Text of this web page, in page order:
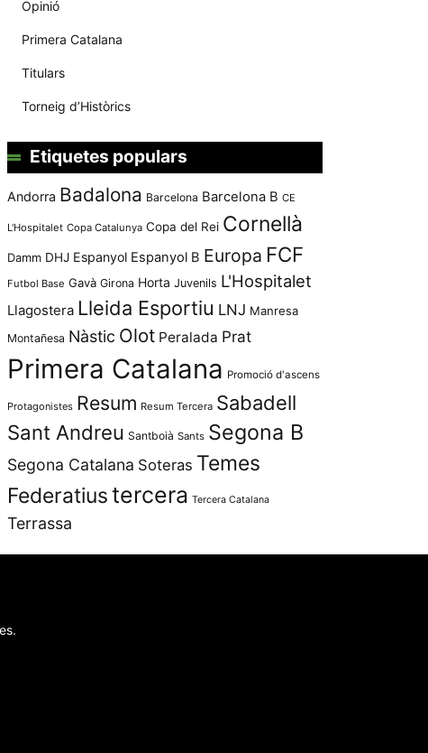
Opinió
Primera Catalana
Titulars
Torneig d’Històrics
Etiquetes populars
Andorra Badalona Barcelona Barcelona B CE
L'Hospitalet Copa Catalunya Copa del Rei Cornellà
Damm DHJ Espanyol Espanyol B Europa FCF
Futbol Base Gavà Girona Horta Juvenils L'Hospitalet
Llagostera Lleida Esportiu LNJ Manresa
Montañesa Nàstic Olot Peralada Prat
Primera Catalana Promoció d'ascens
Protagonistes Resum Resum Tercera Sabadell
Sant Andreu Santboià Sants Segona B
Segona Catalana Soteras Temes
Federatiustercera Tercera Catalana
Terrassa